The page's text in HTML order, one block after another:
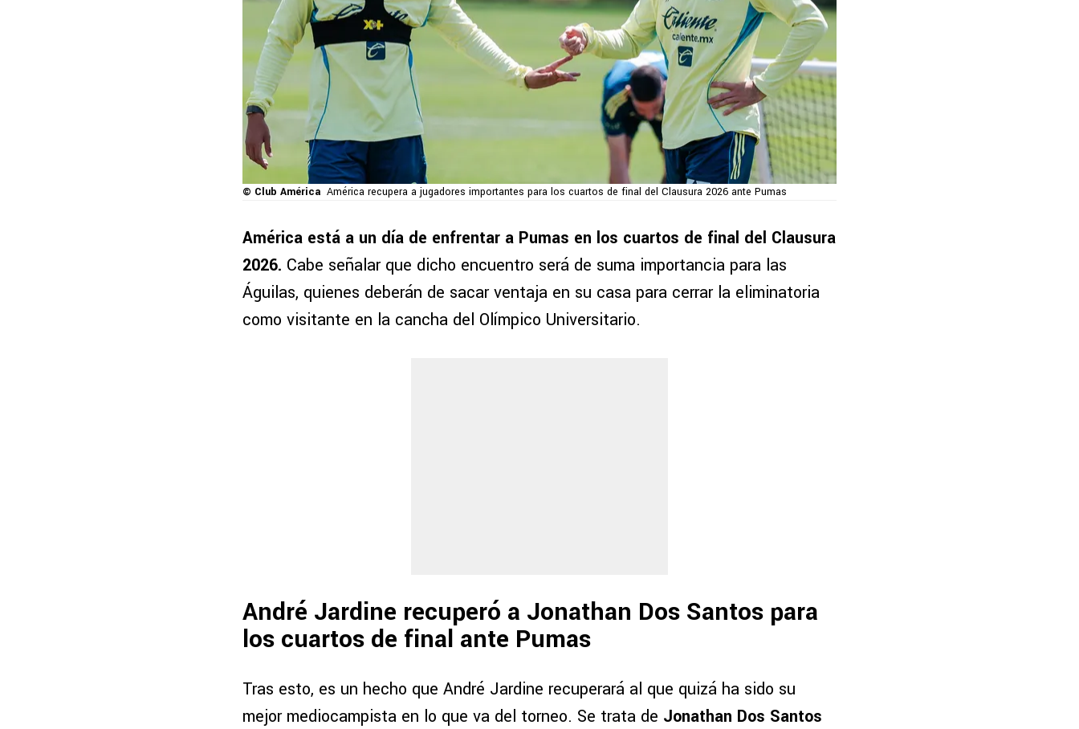
© Club América América recupera a jugadores importantes para los cuartos de final del Clausura 2026 ante Pumas
América está a un día de enfrentar a Pumas en los cuartos de final del Clausura
2026. Cabe señalar que dicho encuentro será de suma importancia para las
Águilas, quienes deberán de sacar ventaja en su casa para cerrar la eliminatoria
como visitante en la cancha del Olímpico Universitario.
André Jardine recuperó a Jonathan Dos Santos para
los cuartos de final ante Pumas
Tras esto, es un hecho que André Jardine recuperará al que quizá ha sido su
mejor mediocampista en lo que va del torneo. Se trata de Jonathan Dos Santos